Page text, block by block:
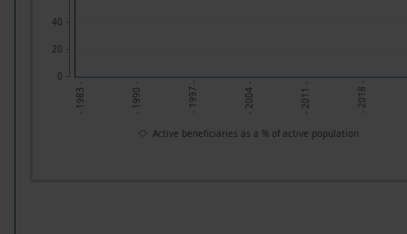
- 1983 - - 1990 - - 1997 - - 2004 - - 2011 - - 2018 -
0
20
40
Active beneficiaries as a % of active population